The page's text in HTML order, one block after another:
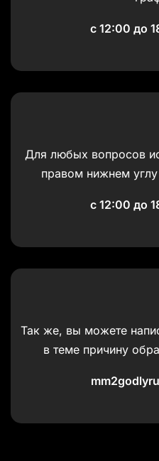
с 12:00 до
Для любых вопросов
правом нижнем
с 12:00 до
Так же, вы можете
в теме причину